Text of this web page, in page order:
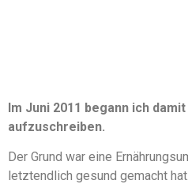
Im Juni 2011 begann ich
aufzuschreiben.
Der Grund war eine
letztendlich gesund gemacht